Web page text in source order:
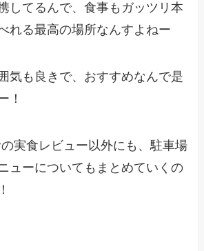
してるんで、食事もガッツリ本
れる最高の場所なんすよねー
気も良きで、おすすめなんで是
！
実食レビュー以外にも、駐車場
ューについてもまとめていくの